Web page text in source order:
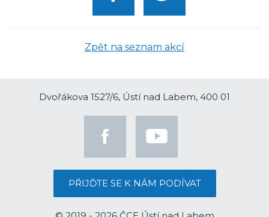
Zpět na seznam akcí
Dvořákova 1527/6, Ústí nad Labem, 400 01
PŘIJĎTE SE K NÁM PODÍVAT